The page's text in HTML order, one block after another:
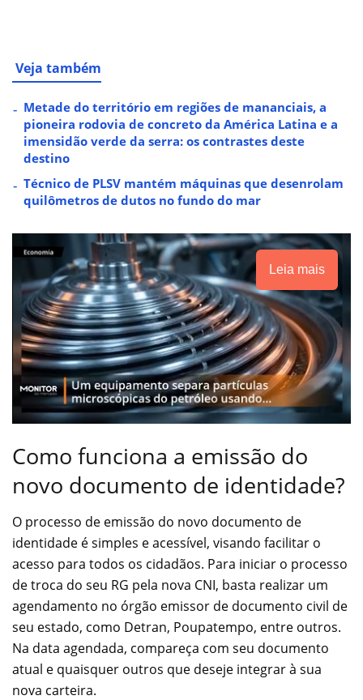
Veja também
Metade do território em regiões de mananciais, a
pioneira rodovia de concreto da América Latina e a
imensidão verde da serra: os contrastes deste
destino
Técnico de PLSV mantém máquinas que desenrolam
quilômetros de dutos no fundo do mar
Leia mais
Como funciona a emissão do
novo documento de identidade?
O processo de emissão do novo documento de
identidade é simples e acessível, visando facilitar o
acesso para todos os cidadãos. Para iniciar o processo
de troca do seu RG pela nova CNI, basta realizar um
agendamento no órgão emissor de documento civil de
seu estado, como Detran, Poupatempo, entre outros.
Na data agendada, compareça com seu documento
atual e quaisquer outros que deseje integrar à sua
nova carteira.